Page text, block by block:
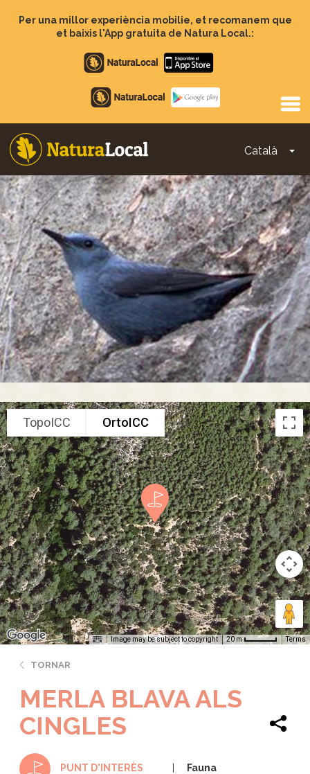
Per una millor experiència mobilie, et recomanem que
et baixis l'App gratuita de Natura Local.:
Apple
store
Google
Play
Català
Main
navigation
TopoICC OrtoICC
Image may be subject to copyright 20 m Terms
TORNAR
MERLA BLAVA ALS
CINGLES
PUNT D'INTERÈS Fauna